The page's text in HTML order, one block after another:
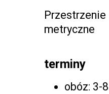
Przestrzenie
metryczne
terminy
obóz: 3-8